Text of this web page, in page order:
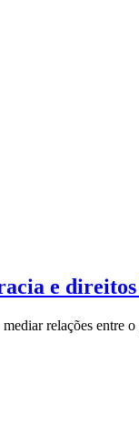
e
relações entre